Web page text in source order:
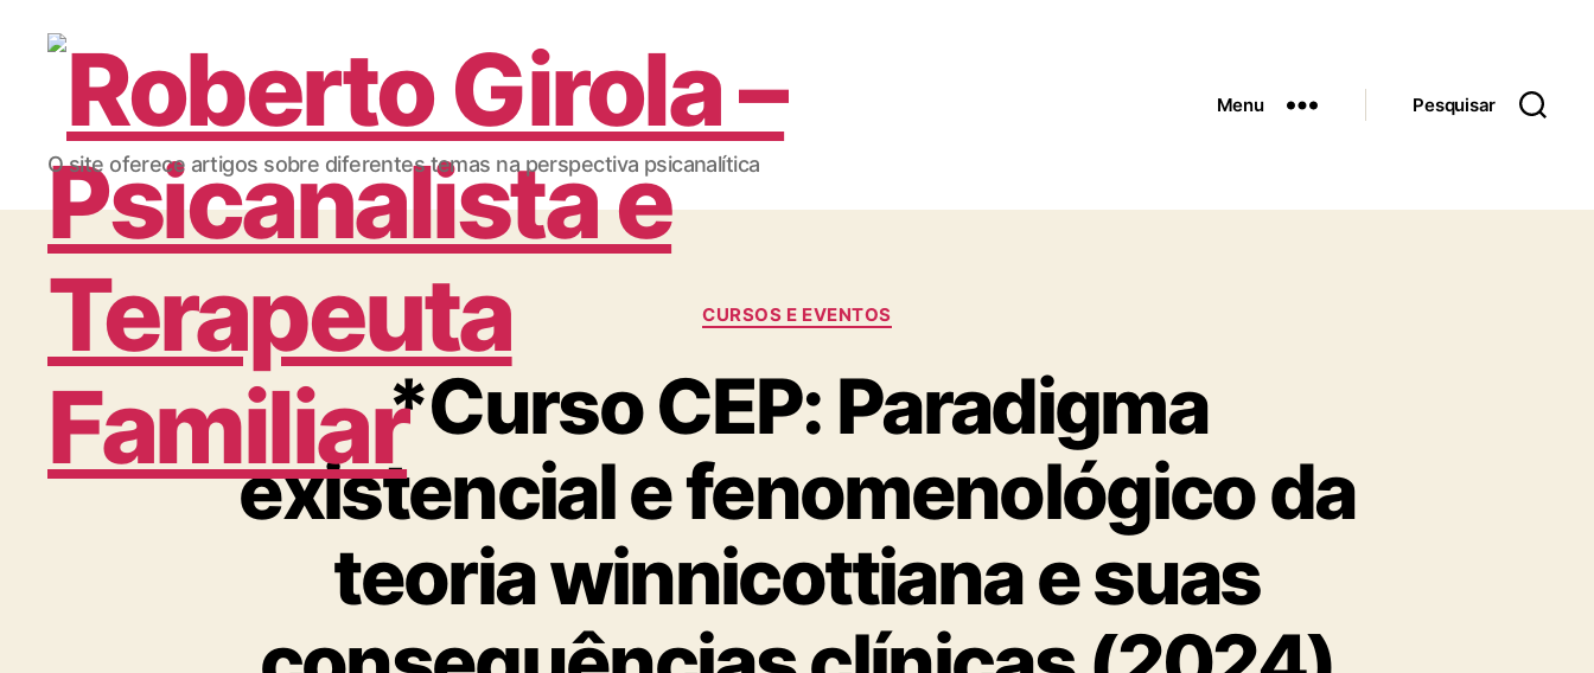
Roberto
Girola
-
Psicanalista
O site oferece artigos sobre diferentes temas na perspectiva psicanalítica
Menu Pesquisar
Categorias
CURSOS E EVENTOS
*Curso CEP: Paradigma
existencial e fenomenológico da
teoria winnicottiana e suas